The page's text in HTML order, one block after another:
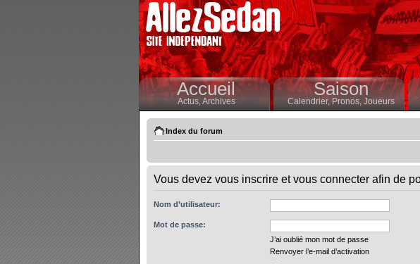
Accueil
Actus,Archives
Saison
Calendrier,Pronos, Joueurs
Index du forum
Vous devez vous inscrire et vous connecter afin de
Nom d’utilisateur:
Mot de passe:
J’ai oublié mon mot de passe
Renvoyer l’e-mail d’activation